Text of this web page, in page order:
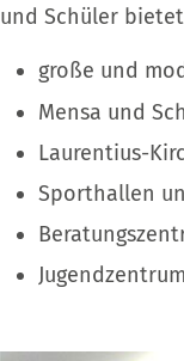
und Schüler
große und
Mensa und
Laurentius-
Sporthallen
Jugendzentrum